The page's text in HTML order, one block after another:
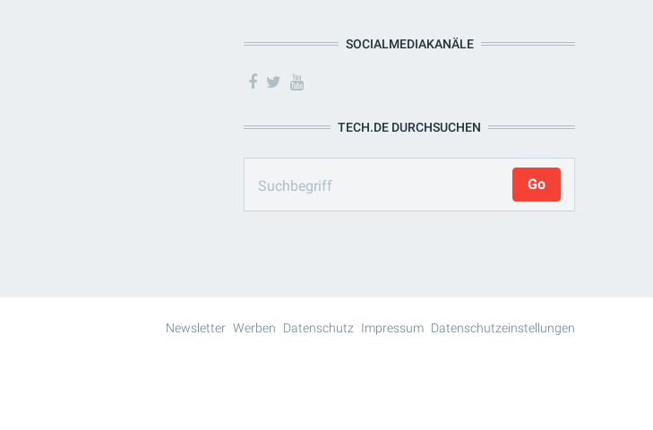
SOCIALMEDIAKANÄLE
TECH.DE DURCHSUCHEN
Newsletter Werben Datenschutz Impressum Datenschutzeinstellungen